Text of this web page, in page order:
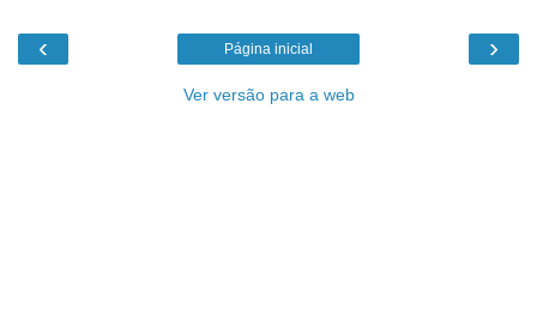
‹ ›
Página inicial
Ver versão para a web